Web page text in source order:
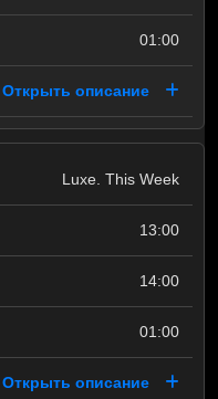
01:00
Открыть описание
Luxe. This Week
13:00
14:00
01:00
Открыть описание